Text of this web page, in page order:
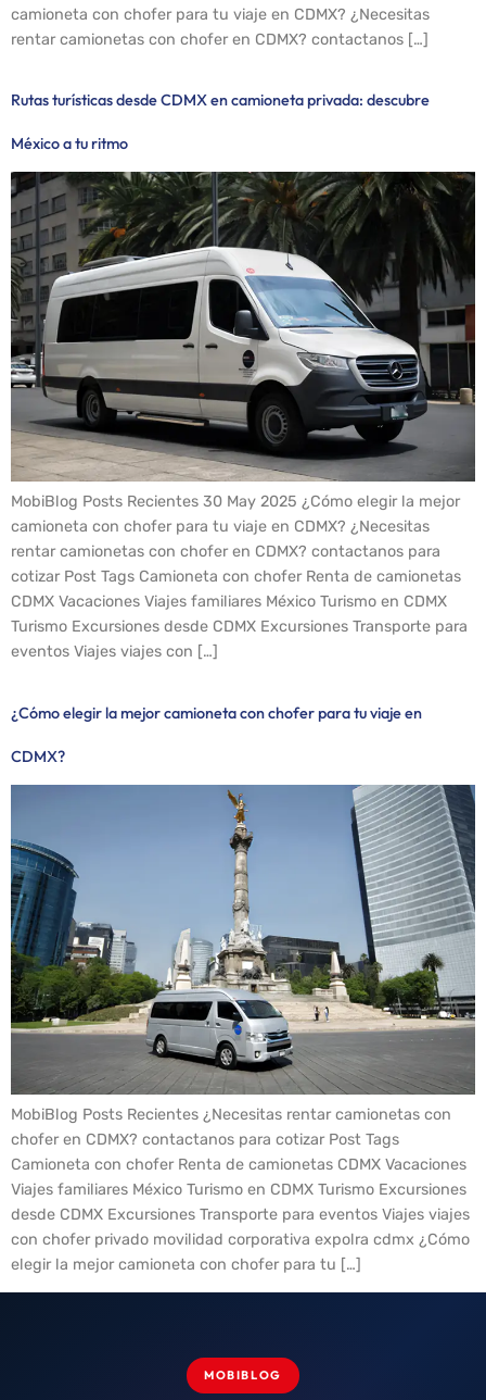
camioneta con chofer para tu viaje en CDMX? ¿Necesitas
rentar camionetas con chofer en CDMX? contactanos […]
Rutas turísticas desde CDMX en camioneta privada: descubre
México a tu ritmo
MobiBlog Posts Recientes 30 May 2025 ¿Cómo elegir la mejor
camioneta con chofer para tu viaje en CDMX? ¿Necesitas
rentar camionetas con chofer en CDMX? contactanos para
cotizar Post Tags Camioneta con chofer Renta de camionetas
CDMX Vacaciones Viajes familiares México Turismo en CDMX
Turismo Excursiones desde CDMX Excursiones Transporte para
eventos Viajes viajes con […]
¿Cómo elegir la mejor camioneta con chofer para tu viaje en
CDMX?
MobiBlog Posts Recientes ¿Necesitas rentar camionetas con
chofer en CDMX? contactanos para cotizar Post Tags
Camioneta con chofer Renta de camionetas CDMX Vacaciones
Viajes familiares México Turismo en CDMX Turismo Excursiones
desde CDMX Excursiones Transporte para eventos Viajes viajes
con chofer privado movilidad corporativa expolra cdmx ¿Cómo
elegir la mejor camioneta con chofer para tu […]
MOBIBLOG